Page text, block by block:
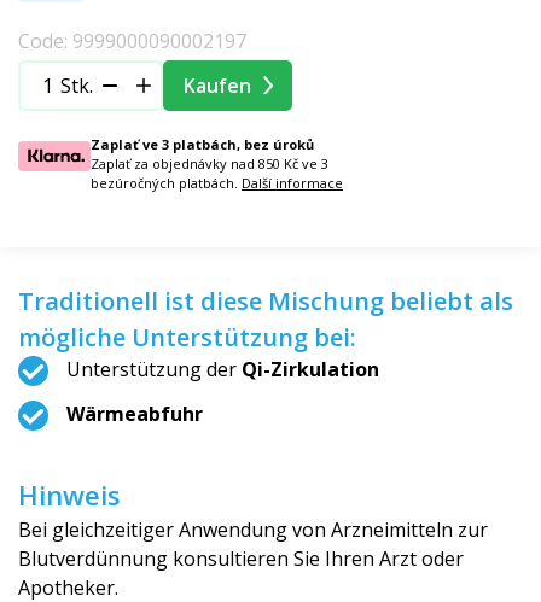
Code: 9999000090002197
Stk.
Kaufen
Zaplať ve 3 platbách, bez úroků
Zaplať za objednávky nad 850 Kč ve 3
bezúročných platbách. Další informace
Traditionell ist diese Mischung beliebt als
mögliche Unterstützung bei:
Unterstützung der Qi-Zirkulation
Wärmeabfuhr
Hinweis
Bei gleichzeitiger Anwendung von Arzneimitteln zur
Blutverdünnung konsultieren Sie Ihren Arzt oder
Apotheker.